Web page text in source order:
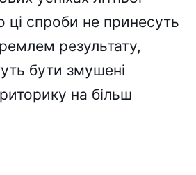
ці спроби не принесуть
результату,
бути змушені
на більш